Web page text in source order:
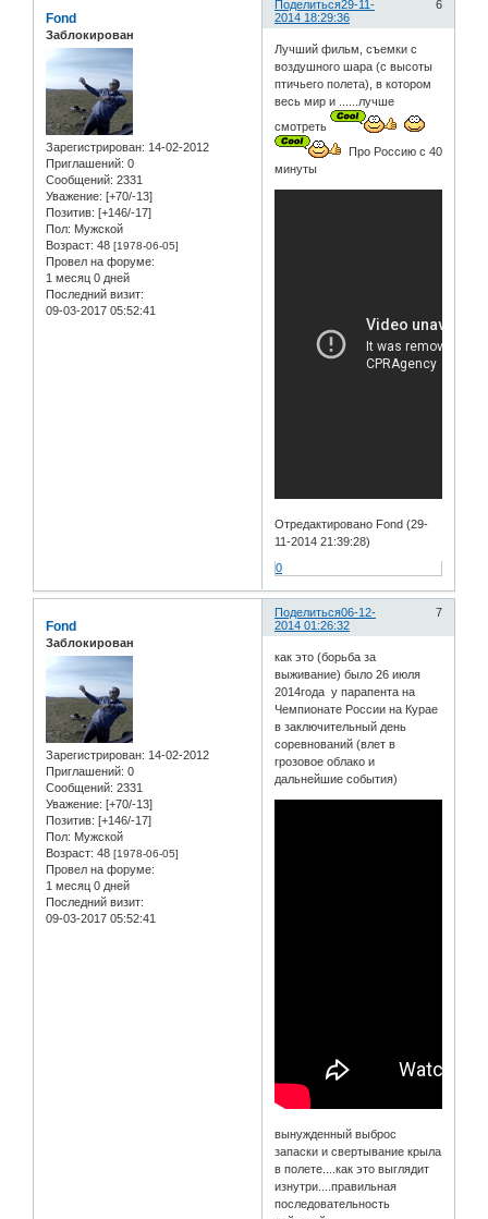
Поделиться 6
29-11-
2014 18:29:36
Fond
Заблокирован
Зарегистрирован: 14-02-2012
Приглашений: 0
Сообщений: 2331
Уважение: [+70/-13]
Позитив: [+146/-17]
Пол: Мужской
Возраст: 48 [1978-06-05]
Провел на форуме:
1 месяц 0 дней
Последний визит:
09-03-2017 05:52:41
Лучший фильм, съемки с
воздушного шара (с высоты
птичьего полета), в котором
весь мир и ......лучше
смотреть
Про Россию с 40
минуты
Отредактировано Fond (29-
11-2014 21:39:28)
0
Поделиться 7
06-12-
2014 01:26:32
Fond
Заблокирован
Зарегистрирован: 14-02-2012
Приглашений: 0
Сообщений: 2331
Уважение: [+70/-13]
Позитив: [+146/-17]
Пол: Мужской
Возраст: 48 [1978-06-05]
Провел на форуме:
1 месяц 0 дней
Последний визит:
09-03-2017 05:52:41
как это (борьба за
выживание) было 26 июля
2014года у парапента на
Чемпионате России на Курае
в заключительный день
соревнований (влет в
грозовое облако и
дальнейшие события)
вынужденный выброс
запаски и свертывание крыла
в полете....как это выглядит
изнутри....правильная
последовательность